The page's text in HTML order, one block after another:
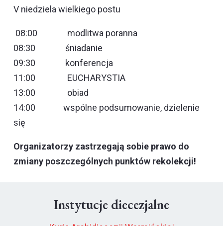
V niedziela wielkiego postu
08:00 modlitwa poranna
08:30 śniadanie
09:30 konferencja
11:00 EUCHARYSTIA
13:00 obiad
14:00 wspólne podsumowanie, dzielenie
się
Organizatorzy zastrzegają sobie prawo do
zmiany poszczególnych punktów rekolekcji!
Instytucje diecezjalne